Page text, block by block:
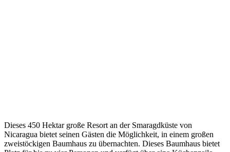
Dieses 450 Hektar große Resort an der Smaragdküste von
Nicaragua bietet seinen Gästen die Möglichkeit, in einem großen
zweistöckigen Baumhaus zu übernachten. Dieses Baumhaus bietet